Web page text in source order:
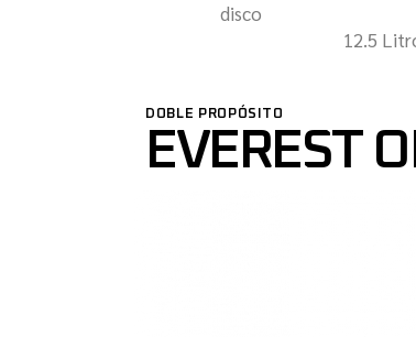
disco
12.5
DOBLE PROPÓSITO
EVEREST